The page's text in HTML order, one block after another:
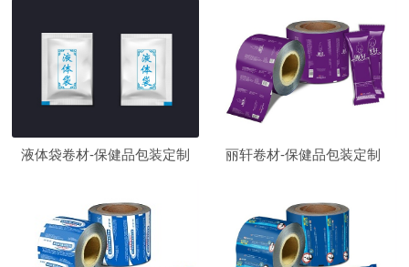
液体袋卷材-保健品包装定制 丽轩卷材-保健品包装定制